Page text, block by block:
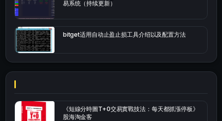
易系统（持续更新）
bitget适用自动止盈止损工具介绍以及配置方法
《短線分時圖T+0交易實戰技法：每天都抓漲停板》
股海淘金客